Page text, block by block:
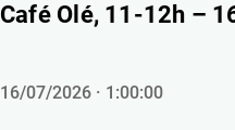
Café Olé, 11-12h –
16/07/2026 · 1:00:00